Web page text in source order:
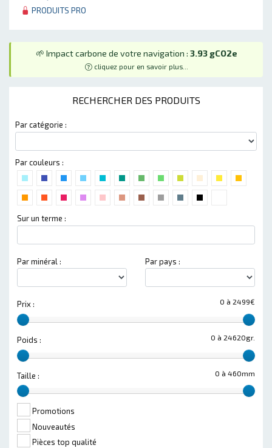
PRODUITS PRO
🌱 Impact carbone de votre navigation : 3.93 gCO2e
cliquez pour en savoir plus...
RECHERCHER DES PRODUITS
Par catégorie :
Par couleurs :
Sur un terme :
Par minéral : Par pays :
0 à 2499€
Prix :
0 à 24620gr.
Poids :
0 à 460mm
Taille :
Promotions
Nouveautés
Pièces top qualité